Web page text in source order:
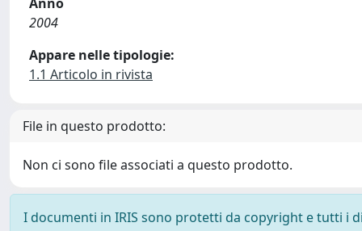
2004
Appare nelle tipologie:
1.1 Articolo in rivista
File in questo prodotto:
Non ci sono file associati a questo prodotto.
I documenti in IRIS sono protetti da copyright e tutti i